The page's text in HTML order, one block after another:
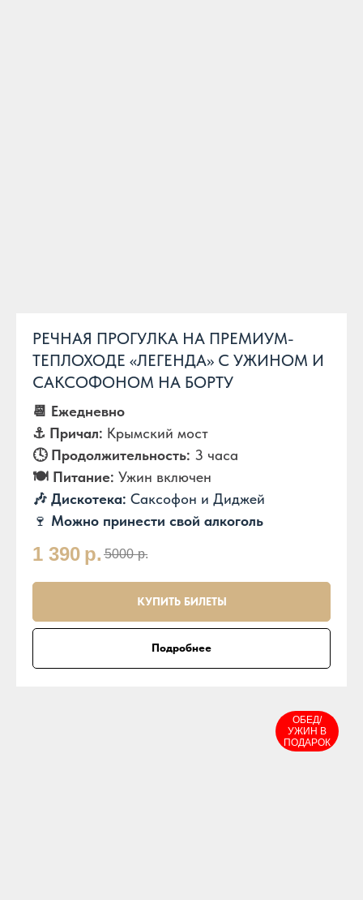
РЕЧНАЯ ПРОГУЛКА НА ПРЕМИУМ-
ТЕПЛОХОДЕ «ЛЕГЕНДА» С УЖИНОМ И
САКСОФОНОМ НА БОРТУ
📆 Ежедневно
⚓️ Причал: Крымский мост
🕓 Продолжительность: 3 часа
🍽️ Питание: Ужин включен
🎶 Дискотека: Саксофон и Диджей
🍷 Можно принести свой алкоголь
1 390 р. 5000 р.
КУПИТЬ БИЛЕТЫ
Подробнее
ОБЕД/
УЖИН В
ПОДАРОК